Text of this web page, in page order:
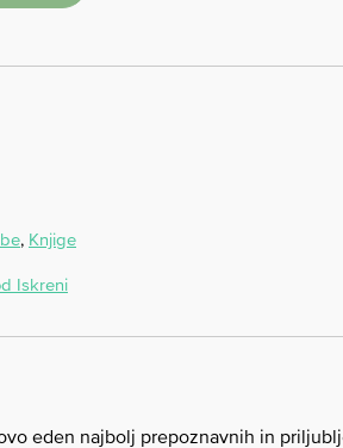
, Knjige
Iskreni
eden najbolj prepoznavnih in